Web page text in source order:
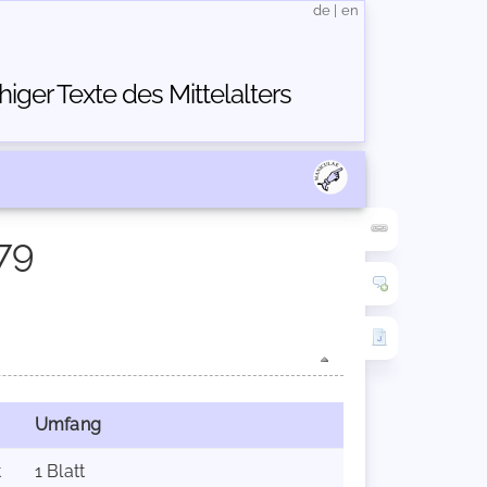
Texte des Mittelalters
de en
Umfang
1 Blatt